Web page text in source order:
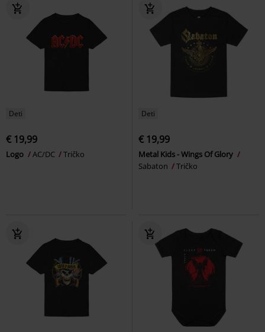
Deti
€ 19,99
Logo AC/DC Tričko
Deti
€ 19,99
Metal Kids - Wings Of Glory
Sabaton
Tričko